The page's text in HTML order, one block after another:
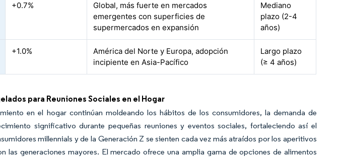
+0.7%
Global, más fuerte en mercados
emergentes con superficies de
supermercados en expansión
Mediano
plazo (2-4
años)
+1.0%
América del Norte y Europa, adopción
incipiente en Asia-Pacífico
Largo plazo
(≥ 4 años)
para Reuniones Sociales en el Hogar
en el hogar continúan moldeando los hábitos de los consumidores, la demanda de
significativo durante pequeñas reuniones y eventos sociales, fortaleciendo así el
millennials y de la Generación Z se sienten cada vez más atraídos por los aperitivos
las generaciones mayores. El mercado ofrece una amplia gama de opciones de alimentos